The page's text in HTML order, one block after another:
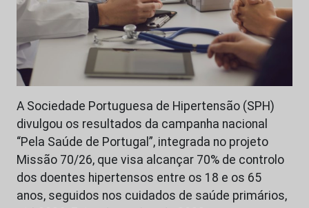
A Sociedade Portuguesa de Hipertensão (SPH)
divulgou os resultados da campanha nacional
“Pela Saúde de Portugal”, integrada no projeto
Missão 70/26, que visa alcançar 70% de controlo
dos doentes hipertensos entre os 18 e os 65
anos, seguidos nos cuidados de saúde primários,